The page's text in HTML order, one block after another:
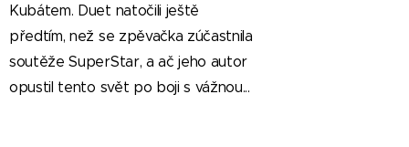
Kubátem. Duet natočili ještě
předtím, než se zpěvačka zúčastnila
soutěže SuperStar, a ač jeho autor
opustil tento svět po boji s vážnou...